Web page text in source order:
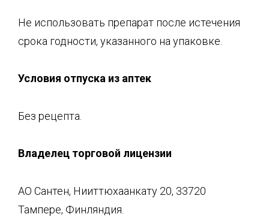
Не использовать препарат после истечения
срока годности, указанного на упаковке.
Условия отпуска из аптек
Без рецепта.
Владелец торговой лицензии
АО Сантен, Нииттюхаанкату 20, 33720
Тампере, Финляндия.